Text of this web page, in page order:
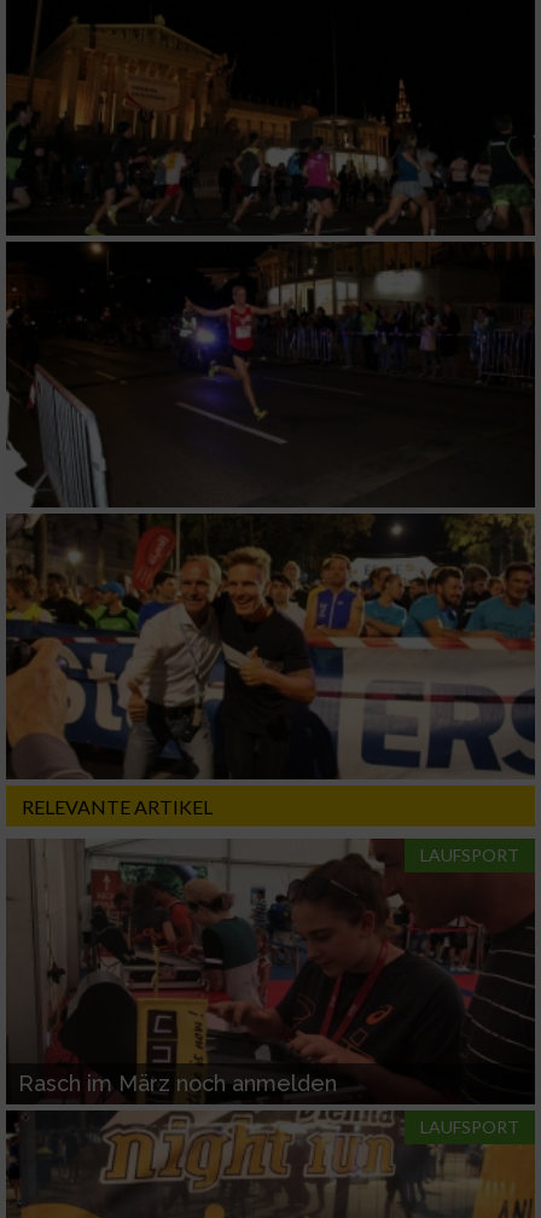
RELEVANTE ARTIKEL
LAUFSPORT
Rasch im März noch anmelden
LAUFSPORT
verschiedenen Quellen
Entwicklung und Verbesserung der Angebote
Verwendung reduzierter Daten zur Auswahl
von Inhalten
IAB-Besonderheiten:
Verwendung genauer Standortdaten
Geräte anhand von aktiv angeforderten
Informationen identifizieren
Nicht-IAB-Verarbeitungszwecke:
Notwendig
Performance
Funktional
Werbung